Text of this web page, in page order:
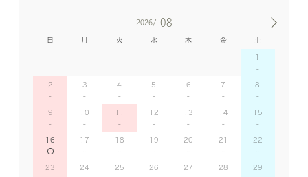
2026/ 08
日 月 火 水 木 金 土
1
2 3 4 5 6 7 8
9 10 11 12 13 14 15
16 17 18 19 20 21 22
23 24 25 26 27 28 29